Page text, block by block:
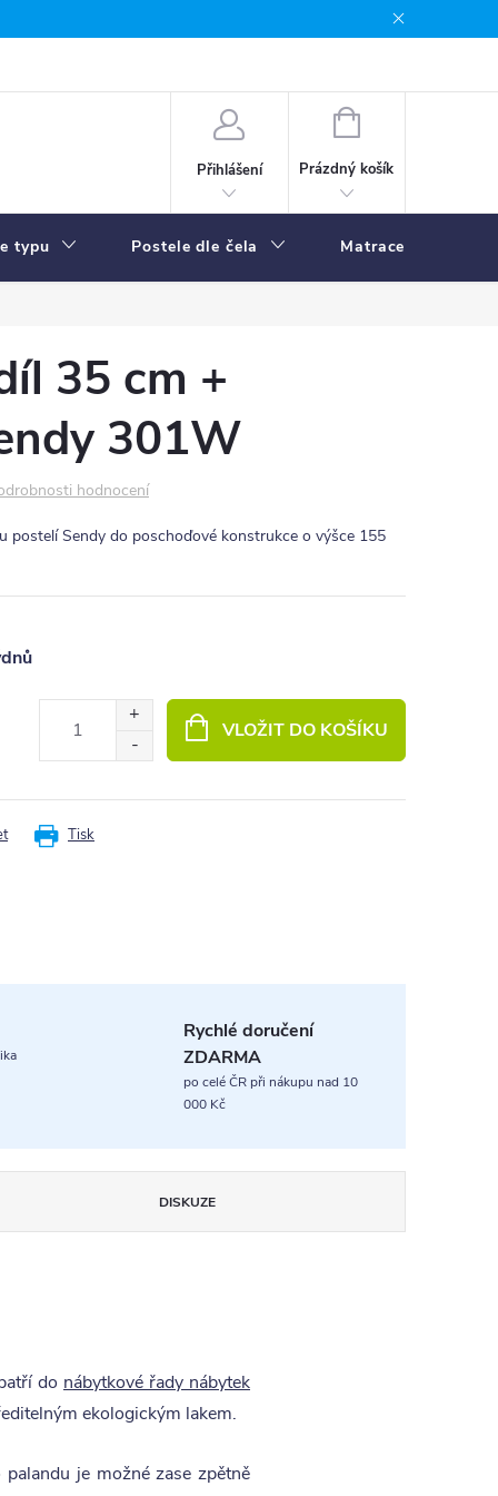
Přihlášení
NÁKUPNÍ
Prázdný košík
typu Postele dle čela Matrace
35 cm +
301W
hodnocení
postelí Sendy do poschoďové konstrukce o výšce 155
VLOŽIT DO KOŠÍKU
Tisk
Rychlé doručení
ZDARMA
po celé ČR při nákupu nad 10
000 Kč
DISKUZE
do nábytkové řady nábytek
ekologickým lakem.
je možné zase zpětně